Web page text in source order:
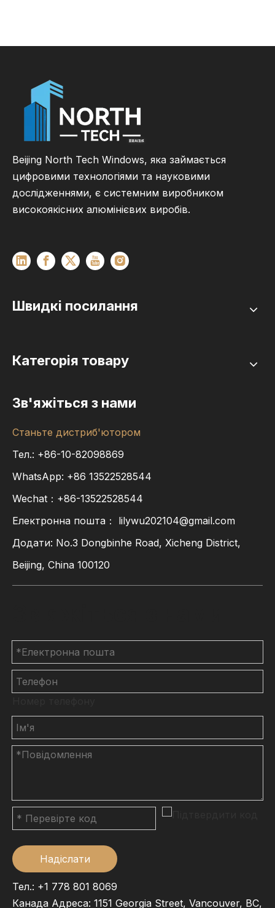
Beijing North Tech Windows, яка займається
цифровими технологіями та науковими
дослідженнями, є системним виробником
високоякісних алюмінієвих виробів.
Швидкі посилання
Категорія товару
Зв'яжіться з нами
Станьте дистриб'ютором
Тел.: +86-10-82098869
WhatsApp: +86 13522528544
Wechat：+86-13522528544
Електронна пошта： lilywu202104@gmail.com
Додати: No.3 Dongbinhe Road, Xicheng District,
Beijing, China 100120
Надіслати
Тел.: +1 778 801 8069
Канада Адреса: 1151 Georgia Street, Vancouver, BC,